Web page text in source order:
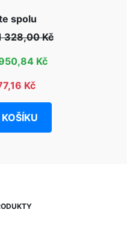
spolu
328,00 Kč
Kč
Kč